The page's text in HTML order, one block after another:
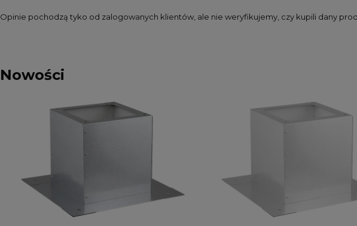
Opinie pochodzą tyko od zalogowanych klientów, ale nie weryfikujemy, czy kupili dany
Nowości